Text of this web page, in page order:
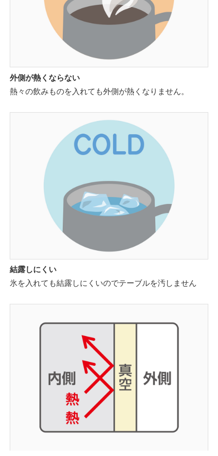
外側が熱くならない
熱々の飲みものを入れても外側が熱くなりません。
結露しにくい
氷を入れても結露しにくいのでテーブルを汚しません